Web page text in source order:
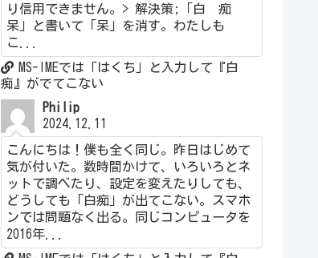
り信用できません。> 解決策;「白 痴
呆」と書いて「呆」を消す。わたしも
こ...
MS-IMEでは「はくち」と入力して『白
痴』がでてこない
Philip
2024.12.11
こんにちは！僕も全く同じ。昨日はじめて
気が付いた。数時間かけて、いろいろとネ
ットで調べたり、設定を変えたりしても、
どうしても「白痴」が出てこない。スマホ
ンでは問題なく出る。同じコンピュータを
2016年...